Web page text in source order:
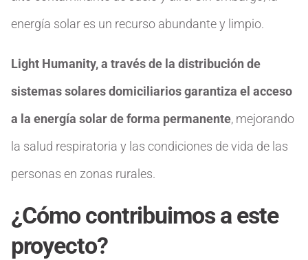
energía solar es un recurso abundante y limpio.
Light Humanity, a través de la distribución de
sistemas solares domiciliarios garantiza el acceso
a la energía solar de forma permanente, mejorando
la salud respiratoria y las condiciones de vida de las
personas en zonas rurales.
¿Cómo contribuimos a este
proyecto?